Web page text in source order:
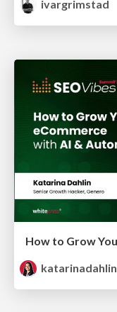
ivargrimstad
katarinadahlin